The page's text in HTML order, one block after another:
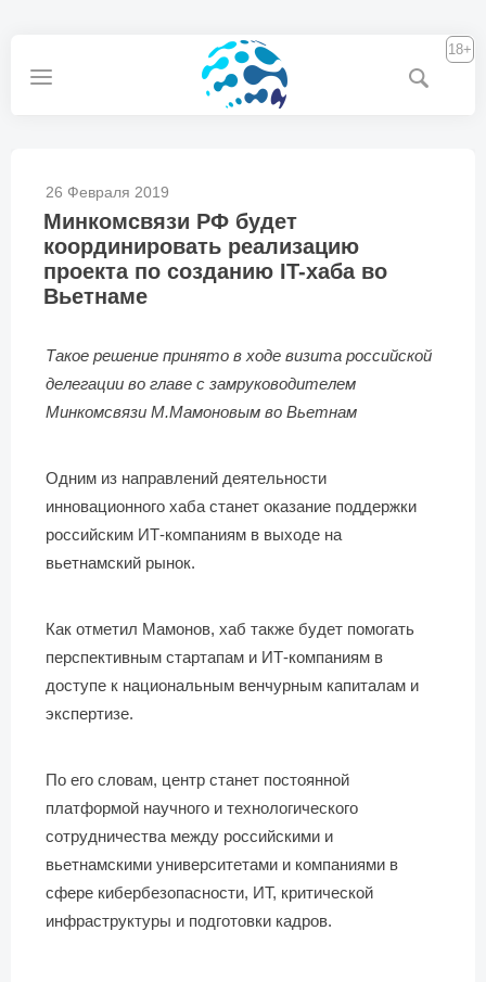
18+
26 Февраля 2019
Минкомсвязи РФ будет
координировать реализацию
проекта по созданию IT-хаба во
Вьетнаме
Такое решение принято в ходе визита российской
делегации во главе с замруководителем
Минкомсвязи М.Мамоновым во Вьетнам
Одним из направлений деятельности
инновационного хаба станет оказание поддержки
российским ИТ-компаниям в выходе на
вьетнамский рынок.
Как отметил Мамонов, хаб также будет помогать
перспективным стартапам и ИТ-компаниям в
доступе к национальным венчурным капиталам и
экспертизе.
По его словам, центр станет постоянной
платформой научного и технологического
сотрудничества между российскими и
вьетнамскими университетами и компаниями в
сфере кибербезопасности, ИТ, критической
инфраструктуры и подготовки кадров.